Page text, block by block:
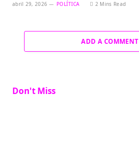
abril 29, 2026 POLÍTICA 2 Mins Read
ADD A COMMENT
Don't Miss